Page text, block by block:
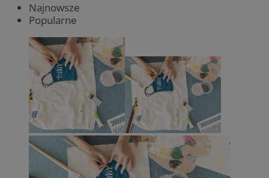
Najnowsze
Popularne